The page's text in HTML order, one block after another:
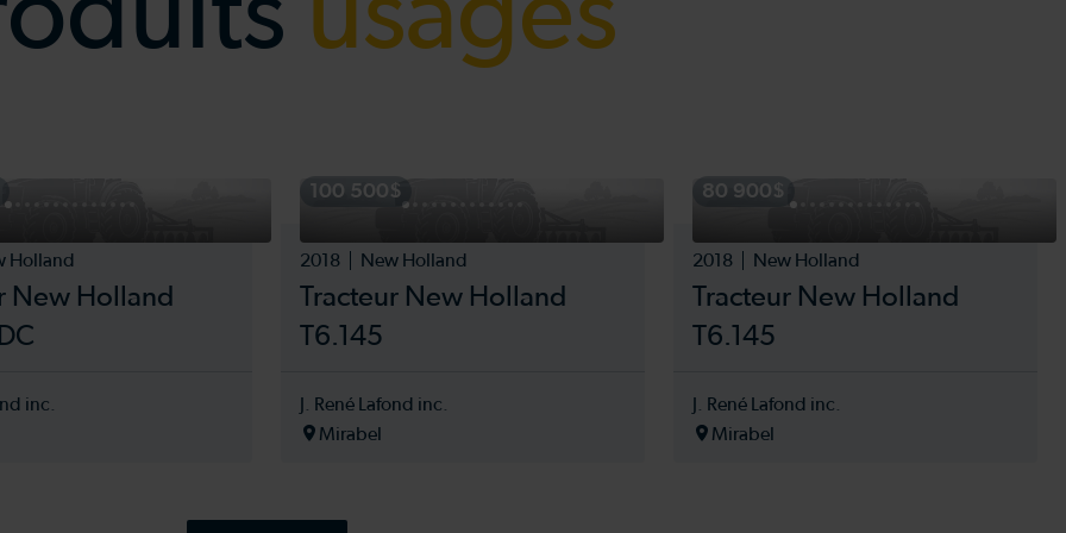
Holland
New Holland
inc.
100 500$
2018 New Holland
Tracteur New Holland
T6.145
J. René Lafond inc.
Mirabel
80 900$
2018 New Holland
Tracteur New Holland
T6.145
J. René Lafond inc.
Mirabel